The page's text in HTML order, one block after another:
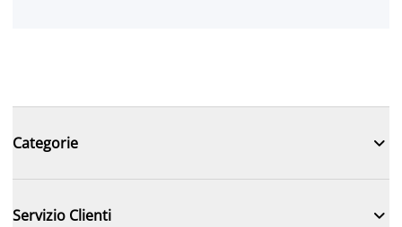
Categorie 
Servizio Clienti 